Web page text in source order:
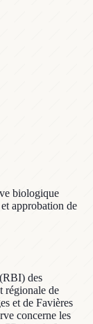
biologique
approbation de
des
régionale de
et de Favières
concerne les